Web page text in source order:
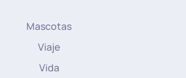
Mascotas
Viaje
Vida